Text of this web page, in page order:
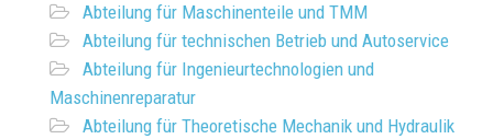
Abteilung für Maschinenteile und TMM
Abteilung für technischen Betrieb und Autoservice
Abteilung für Ingenieurtechnologien und
Maschinenreparatur
Abteilung für Theoretische Mechanik und Hydraulik